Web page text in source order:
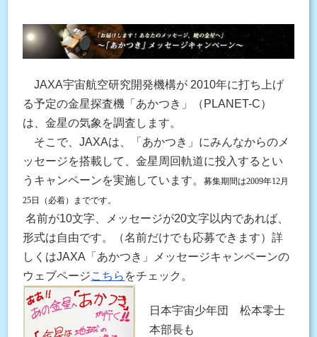
JAXA宇宙航空研究開発機構が 2010年に打ち上げ
る予定の金星探査機「あかつき」（PLANET-C）
は、金星の気象を調査します。
そこで、JAXAは、「あかつき」にみんなからのメ
ッセージを搭載して、金星周回軌道に投入するとい
うキャンペーンを実施しています。募集期間は2009年12月
25日（必着）までです。
名前が10文字、メッセージが20文字以内であれば、
形式は自由です。（名前だけでも応募できます）詳
しくはJAXA「あかつき」メッセージキャンペーンの
ウェブページこちら をチェック。
日本宇宙少年団 松本零士
本部長も